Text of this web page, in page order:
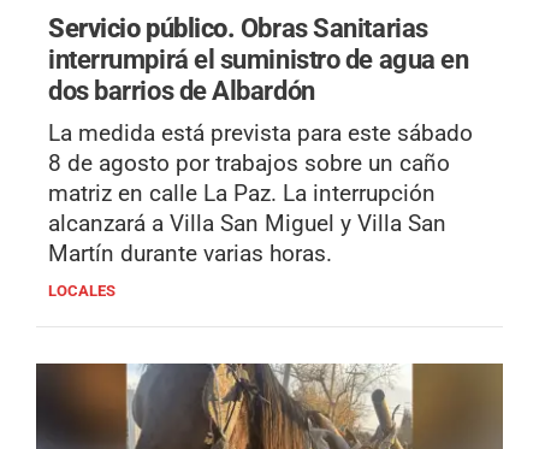
Servicio público. Obras Sanitarias
interrumpirá el suministro de agua en
dos barrios de Albardón
La medida está prevista para este sábado
8 de agosto por trabajos sobre un caño
matriz en calle La Paz. La interrupción
alcanzará a Villa San Miguel y Villa San
Martín durante varias horas.
LOCALES